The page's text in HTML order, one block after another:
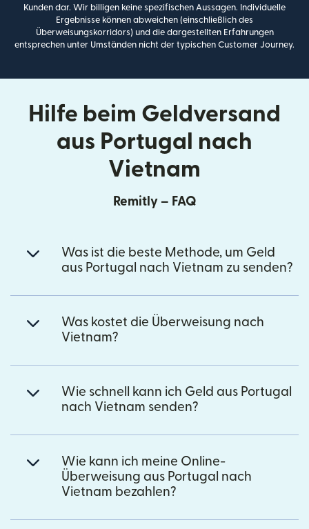
Kunden dar. Wir billigen keine spezifischen Aussagen. Individuelle
Ergebnisse können abweichen (einschließlich des
Überweisungskorridors) und die dargestellten Erfahrungen
entsprechen unter Umständen nicht der typischen Customer Journey.
Hilfe beim Geldversand
aus Portugal nach
Vietnam
Remitly – FAQ
Was ist die beste Methode, um Geld
aus Portugal nach Vietnam zu senden?
Was kostet die Überweisung nach
Vietnam?
Wie schnell kann ich Geld aus Portugal
nach Vietnam senden?
Wie kann ich meine Online-
Überweisung aus Portugal nach
Vietnam bezahlen?